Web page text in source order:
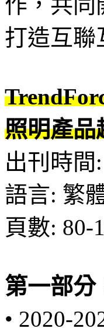
打造互聯
照明產品
出刊時間
語言: 繁
頁數: 80-
第一部分
• 2020-